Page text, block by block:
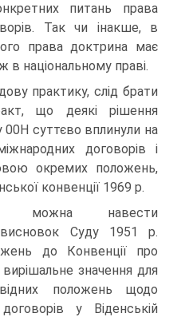
питань права
Так чи інакше, в
права доктрина має
в національному праві.
практику, слід брати
що деякі рішення
00Н суттєво вплинули на
дого­ворів і
окремих положень,
конвенції 1969 р.
можна навести
висно­вок Суду 1951 р.
до Конвенції про
значення для
положень щодо
у Віденській